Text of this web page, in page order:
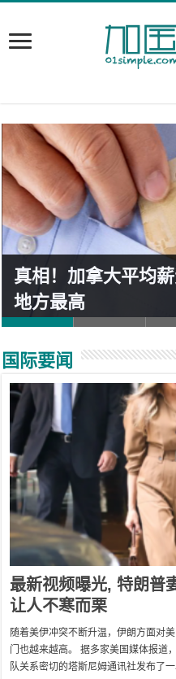
真相！加拿大平均
地方最高
国际要闻
最新视频曝光, 特朗普
让人不寒而栗
随着美伊冲突不断升温，伊朗方面对
门也越来越高。 据多家美国媒体报道
队关系密切的塔斯尼姆通讯社发布了